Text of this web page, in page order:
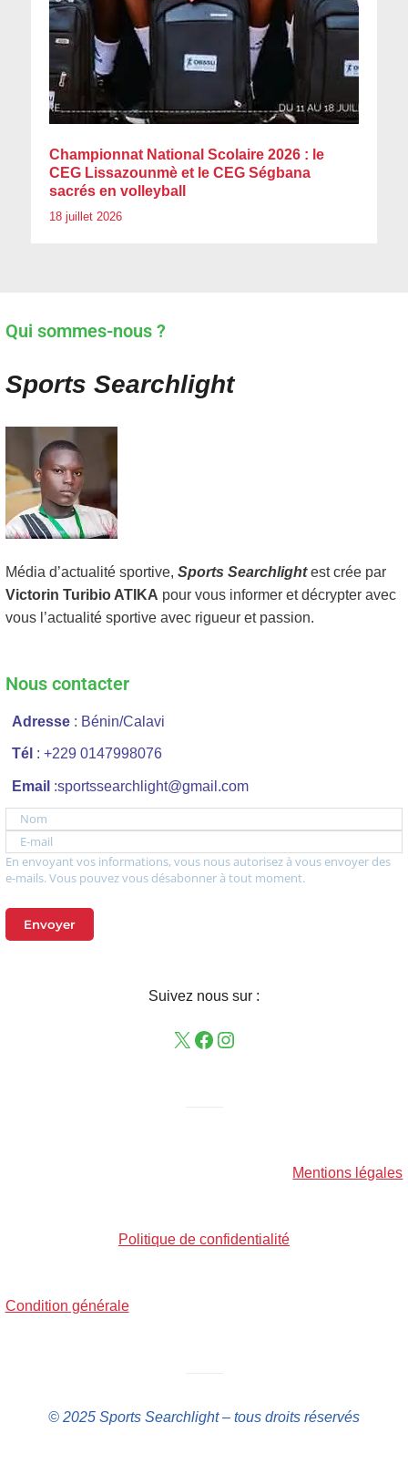
Championnat National Scolaire 2026 : le
CEG Lissazounmè et le CEG Ségbana
sacrés en volleyball
18 juillet 2026
Qui sommes-nous ?
Sports Searchlight
Média d’actualité sportive, Sports Searchlightest crée par
Victorin Turibio ATIKA pour vous informer et décrypter avec
vous l’actualité sportive avec rigueur et passion.
Nous contacter
Adresse : Bénin/Calavi
Tél : +229 0147998076
Email :sportssearchlight@gmail.com
Nom
E-mail
En envoyant vos informations, vous nous autorisez à vous envoyer des
e-mails. Vous pouvez vous désabonner à tout moment.
Envoyer
Suivez nous sur :
Mentions légales
Politique de confidentialité
Condition générale
© 2025 Sports Searchlight – tous droits réservés